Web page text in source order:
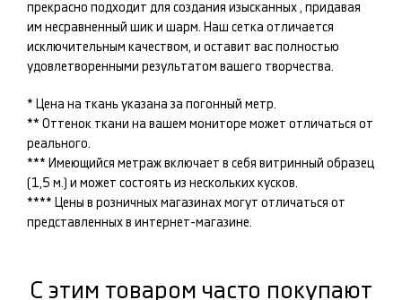
прекрасно подходит для создания изысканных , придавая
им несравненный шик и шарм. Наш сетка отличается
исключительным качеством, и оставит вас полностью
удовлетворенными результатом вашего творчества.
* Цена на ткань указана за погонный метр.
** Оттенок ткани на вашем мониторе может отличаться от
реального.
*** Имеющийся метраж включает в себя витринный образец
(1,5 м.) и может состоять из нескольких кусков.
**** Цены в розничных магазинах могут отличаться от
представленных в интернет-магазине.
С этим товаром часто покупают